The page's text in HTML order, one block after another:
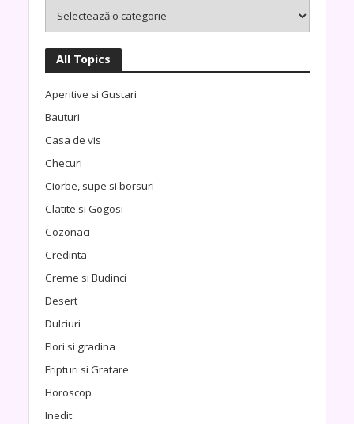
All Topics
Aperitive si Gustari
Bauturi
Casa de vis
Checuri
Ciorbe, supe si borsuri
Clatite si Gogosi
Cozonaci
Credinta
Creme si Budinci
Desert
Dulciuri
Flori si gradina
Fripturi si Gratare
Horoscop
Inedit